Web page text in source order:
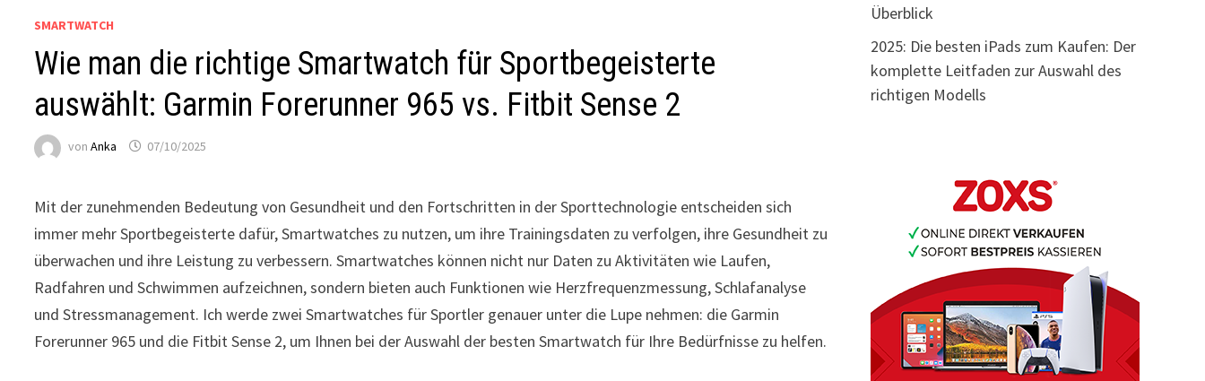
SMARTWATCH
Wie man die richtige Smartwatch für Sportbegeisterte
auswählt: Garmin Forerunner 965 vs. Fitbit Sense 2
vonAnka 07/10/2025
Mit der zunehmenden Bedeutung von Gesundheit und den Fortschritten in der Sporttechnologie entscheiden sich
immer mehr Sportbegeisterte dafür, Smartwatches zu nutzen, um ihre Trainingsdaten zu verfolgen, ihre Gesundheit zu
überwachen und ihre Leistung zu verbessern. Smartwatches können nicht nur Daten zu Aktivitäten wie Laufen,
Radfahren und Schwimmen aufzeichnen, sondern bieten auch Funktionen wie Herzfrequenzmessung, Schlafanalyse
und Stressmanagement. Ich werde zwei Smartwatches für Sportler genauer unter die Lupe nehmen: die Garmin
Forerunner 965 und die Fitbit Sense 2, um Ihnen bei der Auswahl der besten Smartwatch für Ihre Bedürfnisse zu helfen.
Überblick
2025: Die besten iPads zum Kaufen: Der
komplette Leitfaden zur Auswahl des
richtigen Modells